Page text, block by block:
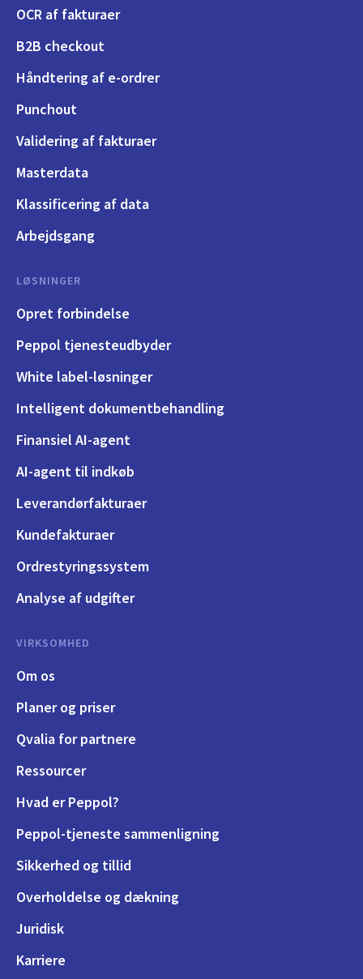
OCR af fakturaer
B2B checkout
Håndtering af e-ordrer
Punchout
Validering af fakturaer
Masterdata
Klassificering af data
Arbejdsgang
LØSNINGER
Opret forbindelse
Peppol tjenesteudbyder
White label-løsninger
Intelligent dokumentbehandling
Finansiel AI-agent
AI-agent til indkøb
Leverandørfakturaer
Kundefakturaer
Ordrestyringssystem
Analyse af udgifter
VIRKSOMHED
Om os
Planer og priser
Qvalia for partnere
Ressourcer
Hvad er Peppol?
Peppol-tjeneste sammenligning
Sikkerhed og tillid
Overholdelse og dækning
Juridisk
Karriere